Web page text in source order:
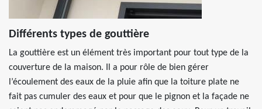
Différents types de gouttière
La gouttière est un élément très important pour tout type de la
couverture de la maison. Il a pour rôle de bien gérer
l’écoulement des eaux de la pluie afin que la toiture plate ne
fait pas cumuler des eaux et pour que le pignon et la façade ne